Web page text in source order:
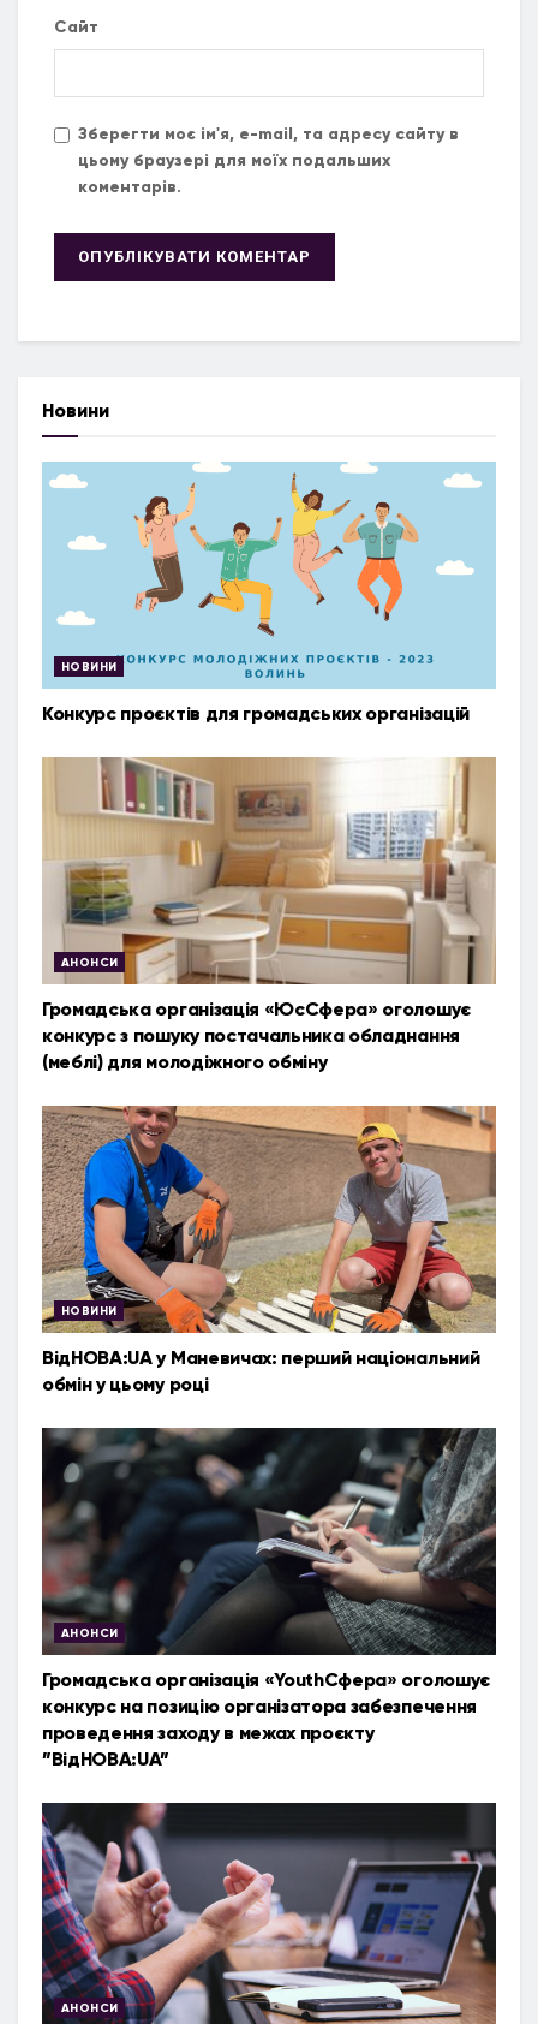
Сайт
Зберегти моє ім'я, e-mail, та адресу сайту в
цьому браузері для моїх подальших
коментарів.
Новини
НОВИНИ
Конкурс проєктів для громадських організацій
АНОНСИ
Громадська організація «ЮсСфера» оголошує
конкурс з пошуку постачальника обладнання
(меблі) для молодіжного обміну
НОВИНИ
ВідНОВА:UA у Маневичах: перший національний
обмін у цьому році
АНОНСИ
Громадська організація «YouthСфера» оголошує
конкурс на позицію організатора забезпечення
проведення заходу в межах проєкту
”ВідНОВА:UA”
АНОНСИ